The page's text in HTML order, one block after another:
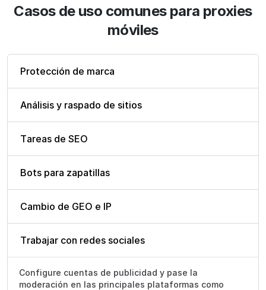
Casos de uso comunes para proxies
móviles
Protección de marca
Análisis y raspado de sitios
Tareas de SEO
Bots para zapatillas
Cambio de GEO e IP
Trabajar con redes sociales
Configure cuentas de publicidad y pase la
moderación en las principales plataformas como